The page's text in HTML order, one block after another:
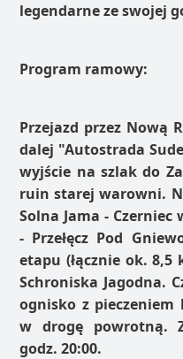
legendarne ze swojej
Program ramowy:
Przejazd przez Nową
dalej "Autostrada
wyjście na szlak do
ruin starej warowni.
Solna Jama -
- Przełęcz Pod
etapu (łącznie ok.
Schroniska Jagodna.
ognisko z pieczeniem
w drogę powrotną.
godz. 20:00.